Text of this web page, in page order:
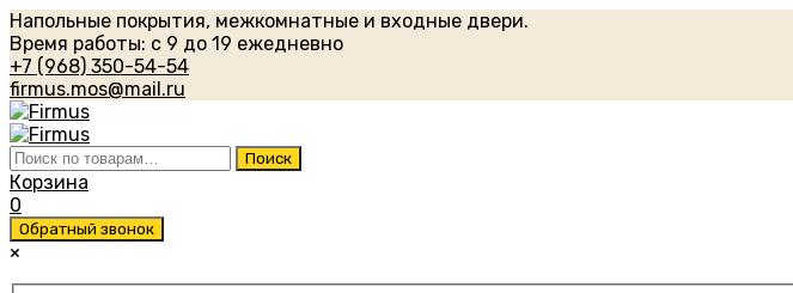
Напольные покрытия, межкомнатные и входные двери.
Время работы: с 9 до 19 ежедневно
+7 (968) 350-54-54
firmus.mos@mail.ru
Искать: Поиск
Корзина
0
Обратный звонок
×